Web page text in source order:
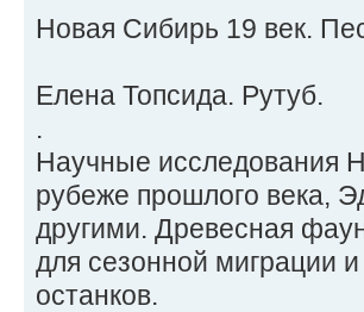
Новая Сибирь 19 век.
Елена Топсида. Рутуб.
.
Научные исследования
рубеже прошлого века,
другими. Древесная
для сезонной миграции
останков.